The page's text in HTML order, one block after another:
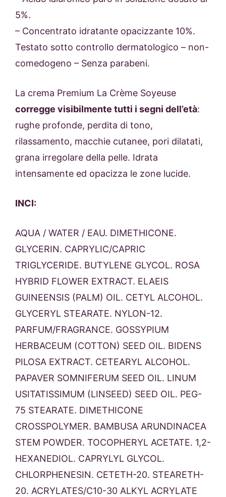
5%.
– Concentrato idratante opacizzante 10%.
Testato sotto controllo dermatologico – non-
comedogeno – Senza parabeni.
La crema Premium La Crème Soyeuse
corregge visibilmente tutti i segni dell’età:
rughe profonde, perdita di tono,
rilassamento, macchie cutanee, pori dilatati,
grana irregolare della pelle. Idrata
intensamente ed opacizza le zone lucide.
INCI:
AQUA / WATER / EAU. DIMETHICONE.
GLYCERIN. CAPRYLIC/CAPRIC
TRIGLYCERIDE. BUTYLENE GLYCOL. ROSA
HYBRID FLOWER EXTRACT. ELAEIS
GUINEENSIS (PALM) OIL. CETYL ALCOHOL.
GLYCERYL STEARATE. NYLON-12.
PARFUM/FRAGRANCE. GOSSYPIUM
HERBACEUM (COTTON) SEED OIL. BIDENS
PILOSA EXTRACT. CETEARYL ALCOHOL.
PAPAVER SOMNIFERUM SEED OIL. LINUM
USITATISSIMUM (LINSEED) SEED OIL. PEG-
75 STEARATE. DIMETHICONE
CROSSPOLYMER. BAMBUSA ARUNDINACEA
STEM POWDER. TOCOPHERYL ACETATE. 1,2-
HEXANEDIOL. CAPRYLYL GLYCOL.
CHLORPHENESIN. CETETH-20. STEARETH-
20. ACRYLATES/C10-30 ALKYL ACRYLATE